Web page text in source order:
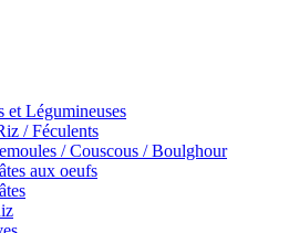
et Légumineuses
/ Féculents
/ Couscous / Boulghour
aux oeufs